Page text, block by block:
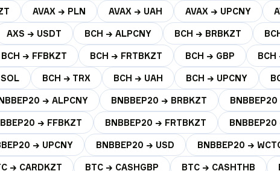
AVAX → PLN AVAX → UAH AVAX → UPCNY
AXS → USDT BCH → ALPCNY BCH → BRBKZT
BCH → FFBKZT BCH → FRTBKZT BCH → GBP BCH
BCH → TRX BCH → UAH BCH → UPCNY
→ ALPCNY BNBBEP20 → BRBKZT
→ FFBKZT BNBBEP20 → FRTBKZT BNBBEP20
→ UPCNY BNBBEP20 → USD BNBBEP20 →
→ CARDKZT BTC → CASHGBP BTC → CASHTHB